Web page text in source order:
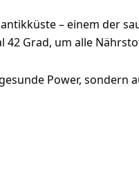
– einem der
Grad, um alle
Power,